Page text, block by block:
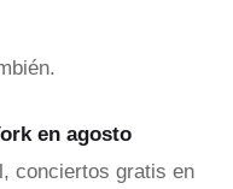
en agosto
conciertos gratis en